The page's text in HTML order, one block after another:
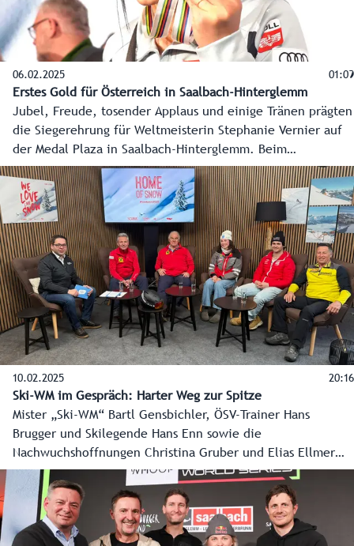
06.02.2025 01:09
Erstes Gold für Österreich in Saalbach-Hinterglemm
Jubel, Freude, tosender Applaus und einige Tränen prägten
die Siegerehrung für Weltmeisterin Stephanie Vernier auf
der Medal Plaza in Saalbach-Hinterglemm. Beim
anschließenden Medaillenempfang im Home of Snow ging
es in dieser positiven Tonart weiter.
10.02.2025 20:16
Ski-WM im Gespräch: Harter Weg zur Spitze
Mister „Ski-WM“ Bartl Gensbichler, ÖSV-Trainer Hans
Brugger und Skilegende Hans Enn sowie die
Nachwuchshoffnungen Christina Gruber und Elias Ellmer
haben im „Home of Snow“ in Saalbach-Hinterglemm mit
dem Chefredakteur des Landesmedienzentrums, Franz
Wieser über den harten Weg bis an die Spitze gesprochen.